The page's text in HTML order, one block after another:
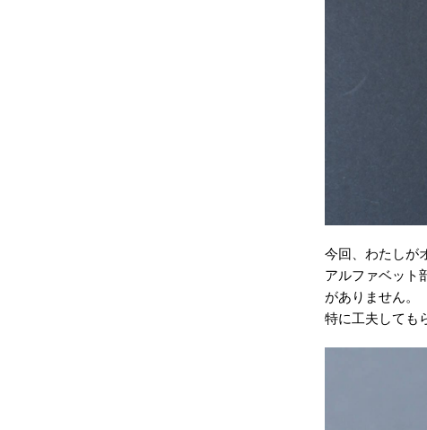
今回、わたしが
アルファベット
がありません。
特に工夫しても